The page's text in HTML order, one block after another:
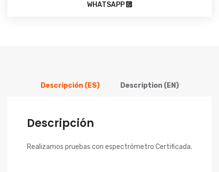
WHATSAPP
Descripción (ES) Description (EN)
Descripción
Realizamos pruebas con espectrómetro Certificada.